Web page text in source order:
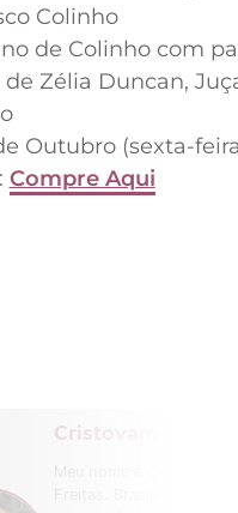
Colinho
de Colinho com
de Zélia Duncan,
Outubro (sexta-
Compre Aqui
Cristovam Freitas